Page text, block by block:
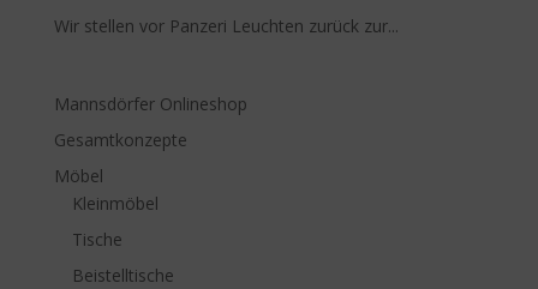
Wir stellen vor Panzeri Leuchten zurück zur...
Mannsdörfer Onlineshop
Gesamtkonzepte
Möbel
Kleinmöbel
Tische
Beistelltische